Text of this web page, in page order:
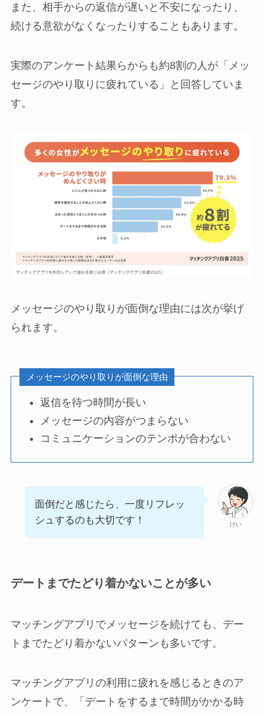
また、相手からの返信が遅いと不安になったり、
続ける意欲がなくなったりすることもあります。
実際のアンケート結果らからも約8割の人が「メッ
セージのやり取りに疲れている」と回答していま
す。
メッセージのやり取りが面倒な理由には次が挙げ
られます。
メッセージのやり取りが面倒な理由
返信を待つ時間が長い
メッセージの内容がつまらない
コミュニケーションのテンポが合わない
けい
面倒だと感じたら、一度リフレッ
シュするのも大切です！
デートまでたどり着かないことが多い
マッチングアプリでメッセージを続けても、デー
トまでたどり着かないパターンも多いです。
マッチングアプリの利用に疲れを感じるときのア
ンケートで、「デートをするまで時間がかかる時